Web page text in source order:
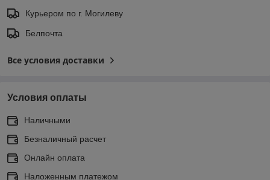
Курьером по г. Могилеву
Белпочта
Все условия доставки
Условия оплаты
Наличными
Безналичный расчет
Онлайн оплата
Наложенным платежом